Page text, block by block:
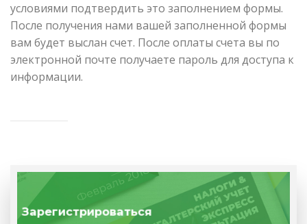
условиями подтвердить это заполнением формы.
После получения нами вашей заполненной формы
вам будет выслан счет. После оплаты счета вы по
электронной почте получаете пароль для доступа к
информации.
Зарегистрироваться